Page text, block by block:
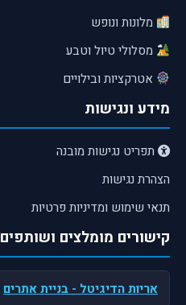
מלונות ונופש
מסלולי טיול וטבע
אטרקציות ובילויים
מידע ונגישות
תפריט נגישות מובנה
הצהרת נגישות
תנאי שימוש ומדיניות פרטיות
קישורים מומלצים ושותפים
אריות הדיגיטל - בניית אתרים